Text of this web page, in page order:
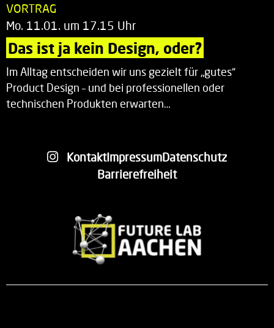
VORTRAG
Mo. 11.01. um 17.15 Uhr
Das ist ja kein Design, oder?
Im Alltag entscheiden wir uns gezielt für „gutes“
Product Design – und bei professionellen oder
technischen Produkten erwarten…
KontaktImpressumDatenschutz
Barrierefreiheit